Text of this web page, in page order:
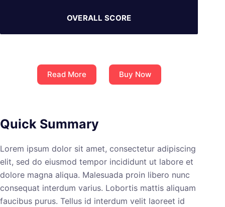
OVERALL SCORE
Read More Buy Now
Quick Summary
Lorem ipsum dolor sit amet, consectetur adipiscing
elit, sed do eiusmod tempor incididunt ut labore et
dolore magna aliqua. Malesuada proin libero nunc
consequat interdum varius. Lobortis mattis aliquam
faucibus purus. Tellus id interdum velit laoreet id